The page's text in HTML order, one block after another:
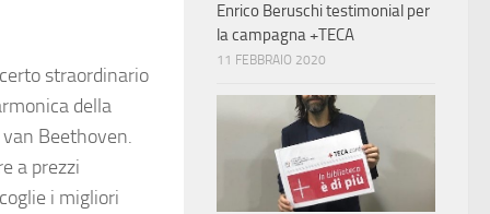
straordinario
della
Beethoven.
a prezzi
i migliori
Enrico Beruschi testimonial per
la campagna +TECA
11 FEBBRAIO 2020